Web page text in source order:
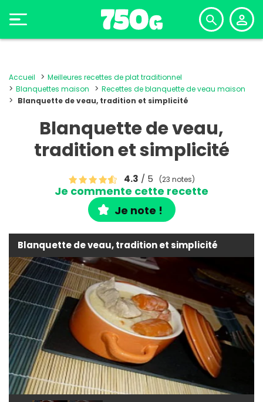
Accueil
Meilleures recettes de plat traditionnel
Blanquettes maison
Recettes de blanquette de veau maison
Blanquette de veau, tradition et simplicité
Blanquette de veau,
tradition et simplicité
4.3 / 5 (23 notes)
Je commente cette recette
Je note !
Blanquette de veau, tradition et simplicité